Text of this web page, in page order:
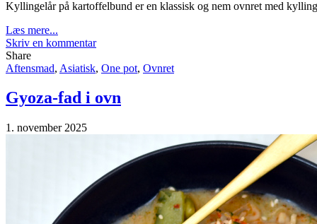
Kyllingelår på kartoffelbund er en klassisk og nem ovnret med
Læs mere...
Skriv en kommentar
Share
Aftensmad, Asiatisk, One pot, Ovnret
Gyoza-fad i ovn
1. november 2025